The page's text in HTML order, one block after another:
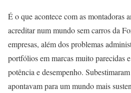
É o que acontece com as montadoras
acreditar num mundo sem carros da
empresas, além dos problemas
portfólios em marcas muito parecidas
potência e desempenho.
apontavam para um mundo mais